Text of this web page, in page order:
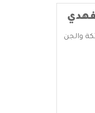
والجن